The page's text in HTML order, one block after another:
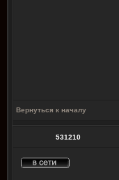
Вернуться к началу
531210